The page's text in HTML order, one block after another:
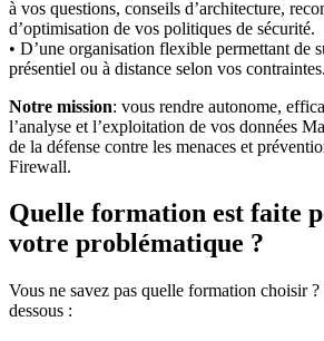
à vos questions, conseils d’architecture,
d’optimisation de vos politiques de sécurité.
• D’une organisation flexible permettant de
présentiel ou à distance selon vos contraintes.
Notre mission: vous rendre autonome,
l’analyse et l’exploitation de vos données
de la défense contre les menaces et
Firewall.
Quelle formation est faite
votre problématique ?
Vous ne savez pas quelle formation choisir
dessous :